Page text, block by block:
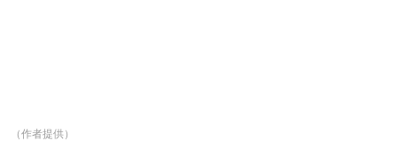
（作者提供）